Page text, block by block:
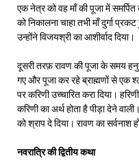
एक नेत्र को वह माँ की पूजा में
को निकालना चाहा तभी माँ दुर्गा
उन्होंने विजयश्री का आशीर्वाद दिया।
दूसरी तरफ़ रावण की पूजा के समय
गए और पूजा कर रहे ब्राह्मणों से एक
पर करिणी उच्चारित करा दिया।
करिणी का अर्थ होता है पीड़ा देने
को श्राप दे दिया। रावण का सर्वनाश
नवरात्रि की द्वितीय कथा